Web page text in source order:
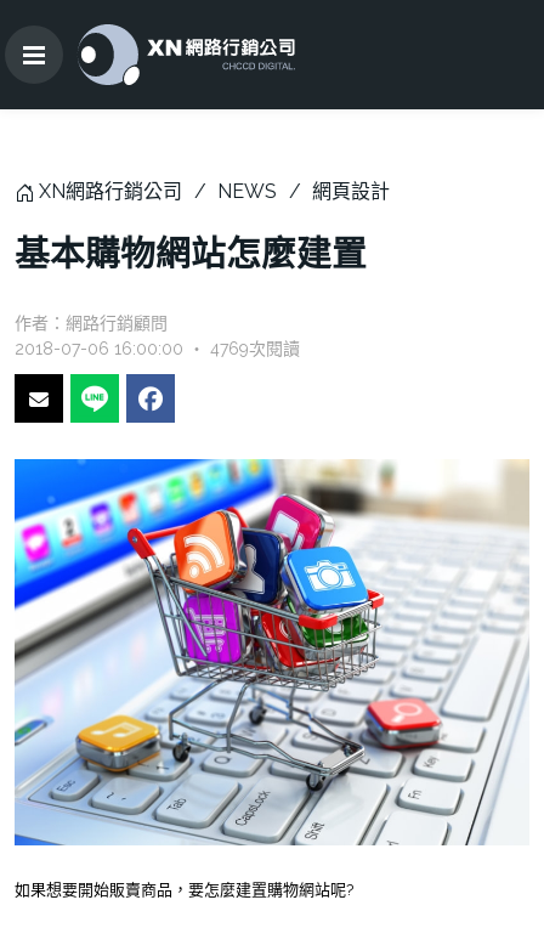
XN網路行銷公司 NEWS 網頁設計
基本購物網站怎麼建置
作者： 網路行銷顧問
2018-07-06 16:00:00 ‧ 4769次閱讀
如果想要開始販賣商品，要怎麼建置購物網站呢?